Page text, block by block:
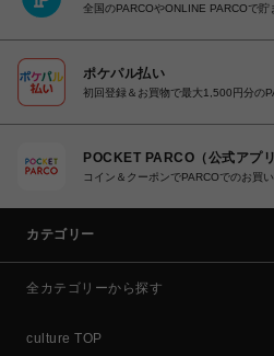
全国のPARCOやONLINE PARCOで貯
ポケパル払い
初回登録＆お買物で最大1,500円分の
POCKET PARCO（公式アプリ
コイン＆クーポンでPARCOでのお買
カテゴリー
全カテゴリーから探す
culture TOP